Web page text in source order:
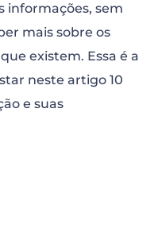
informações, sem
mais sobre os
existem. Essa é a
neste artigo 10
e suas